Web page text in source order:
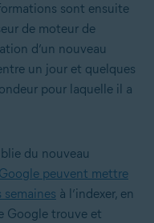
sont ensuite
de moteur de
d’un nouveau
un jour et quelques
pour laquelle il a
du nouveau
peuvent mettre
à l’indexer, en
Google trouve et